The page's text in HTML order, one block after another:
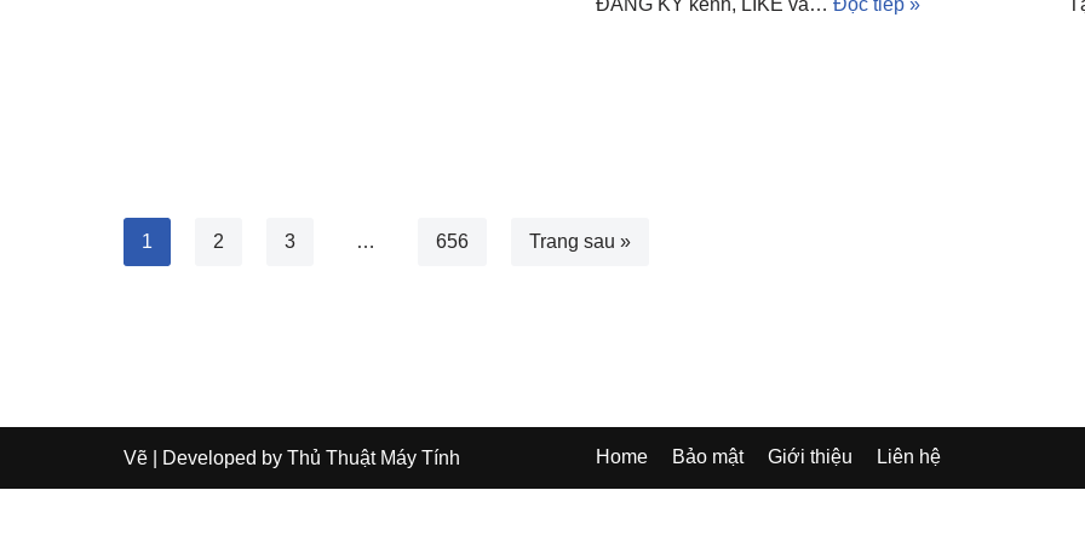
1 2 3 … 656 Trang sau »
Vẽ | Developed by Thủ Thuật Máy Tính Home Bảo mật Giới thiệu Liên hệ